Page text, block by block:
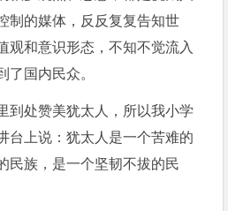
制的媒体，反反复复告知世
观和意识形态，不知不觉流入
了国内民众。
到处赞美犹太人，所以我小学
台上说：犹太人是一个苦难的
民族，是一个坚韧不拔的民